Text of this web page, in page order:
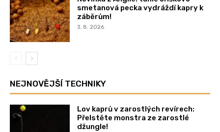
smetanová pecka vydráždí kapry k
záběrům!
3. 8. 2026
NEJNOVĚJŠÍ TECHNIKY
Lov kaprů v zarostlých revírech:
Přelstěte monstra ze zarostlé
džungle!